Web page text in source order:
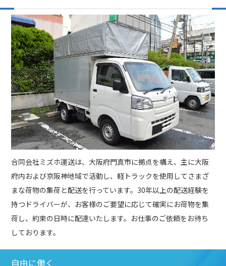
合同会社ミズホ運送は、大阪府門真市に拠点を構え、主に大阪
府内および京阪神地域で活動し、軽トラックを使用してさまざ
まな荷物の集荷と配送を行っています。30年以上の配送経験を
持つドライバーが、お客様のご要望に応じて確実にお荷物を集
荷し、約束の日時に配達いたします。お仕事のご依頼をお待ち
しております。
自由に働く